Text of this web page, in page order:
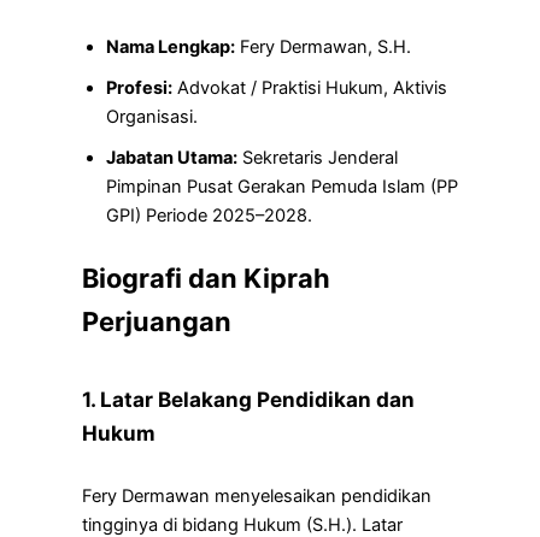
Nama Lengkap: Fery Dermawan, S.H.
Profesi: Advokat / Praktisi Hukum, Aktivis
Organisasi.
Jabatan Utama: Sekretaris Jenderal
Pimpinan Pusat Gerakan Pemuda Islam (PP
GPI) Periode 2025–2028.
Biografi dan Kiprah
Perjuangan
1. Latar Belakang Pendidikan dan
Hukum
Fery Dermawan menyelesaikan pendidikan
tingginya di bidang Hukum (S.H.). Latar